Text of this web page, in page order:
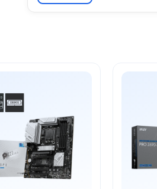
Daxili kredit və taksitlə 18 ayadək
gecikməsi və küllü miqdarda kredit
təsdiqləndikdən sonra sizə kredit
Daha çox ana plata məhsullarına